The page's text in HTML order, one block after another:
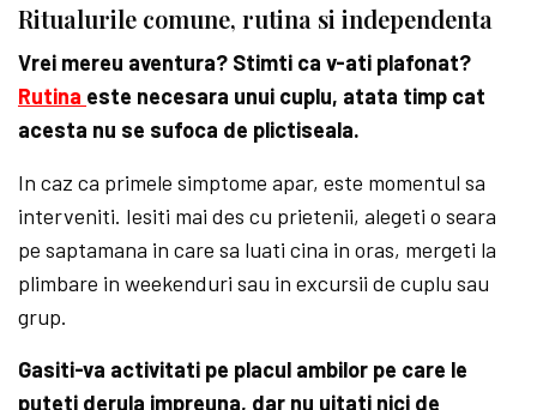
Ritualurile comune, rutina si independenta
Vrei mereu aventura? Stimti ca v-ati plafonat?
Rutina este necesara unui cuplu, atata timp cat
acesta nu se sufoca de plictiseala.
In caz ca primele simptome apar, este momentul sa
interveniti. Iesiti mai des cu prietenii, alegeti o seara
pe saptamana in care sa luati cina in oras, mergeti la
plimbare in weekenduri sau in excursii de cuplu sau
grup.
Gasiti-va activitati pe placul ambilor pe care le
puteti derula impreuna, dar nu uitati nici de